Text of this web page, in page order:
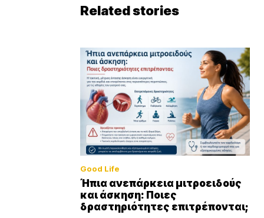
Related stories
Good Life
Ήπια ανεπάρκεια μιτροειδούς
και άσκηση: Ποιες
δραστηριότητες επιτρέπονται;